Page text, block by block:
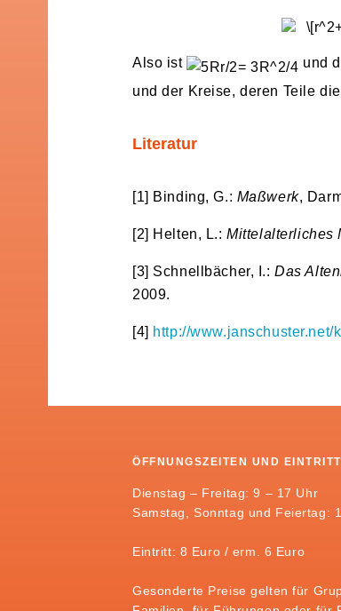
Also ist und
und der Kreise, deren Teile
Literatur
[1] Binding, G.: Maßwerk,
[2] Helten, L.:Mittelalterliches
[3] Schnellbächer, I.:Das
2009.
[4] http://www.janschuster.net/
ÖFFNUNGSZEITEN UND
Dienstag – Freitag: 9 – 17 Uhr
Samstag, Sonntag und Feiertag:
Eintritt: 8 Euro / erm. 6 Euro
Gesonderte Preise gelten für